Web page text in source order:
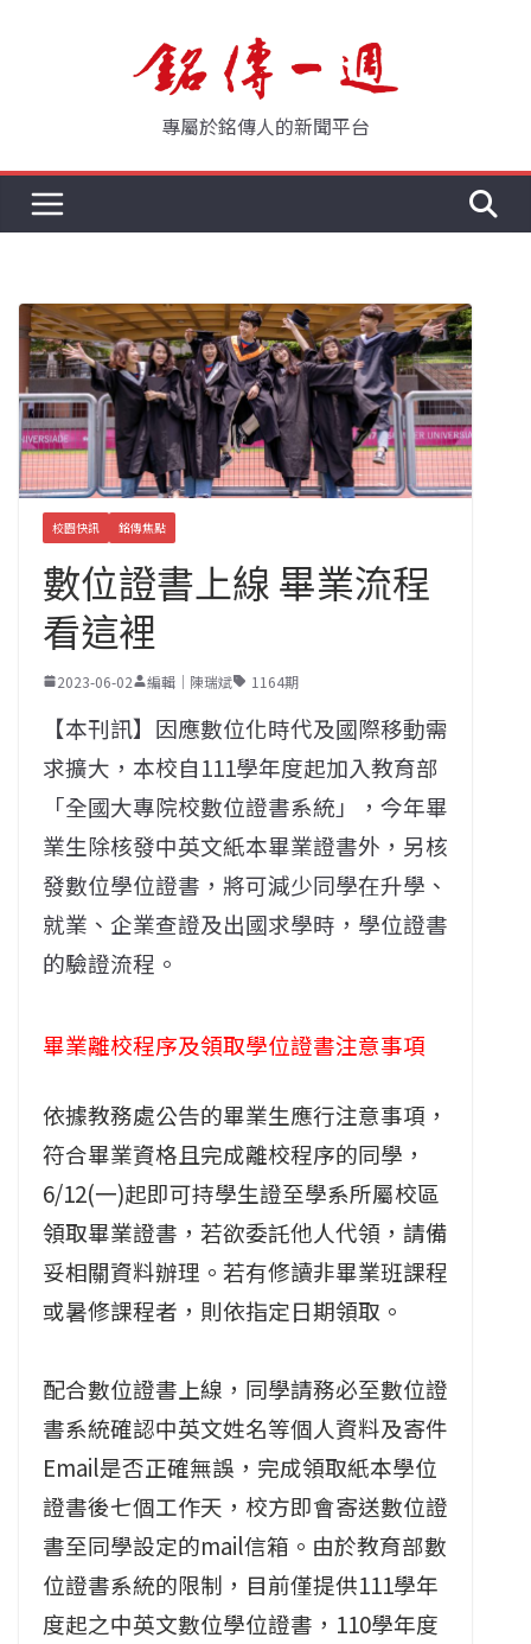
專屬於銘傳人的新聞平台
校園快訊 銘傳焦點
數位證書上線 畢業流程
看這裡
2023-06-02 編輯｜陳瑞斌 1164期
【本刊訊】因應數位化時代及國際移動需
求擴大，本校自111學年度起加入教育部
「全國大專院校數位證書系統」，今年畢
業生除核發中英文紙本畢業證書外，另核
發數位學位證書，將可減少同學在升學、
就業、企業查證及出國求學時，學位證書
的驗證流程。
畢業離校程序及領取學位證書注意事項
依據教務處公告的畢業生應行注意事項，
符合畢業資格且完成離校程序的同學，
6/12(一)起即可持學生證至學系所屬校區
領取畢業證書，若欲委託他人代領，請備
妥相關資料辦理。若有修讀非畢業班課程
或暑修課程者，則依指定日期領取。
配合數位證書上線，同學請務必至數位證
書系統確認中英文姓名等個人資料及寄件
Email是否正確無誤，完成領取紙本學位
證書後七個工作天，校方即會寄送數位證
書至同學設定的mail信箱。由於教育部數
位證書系統的限制，目前僅提供111學年
度起之中英文數位學位證書，110學年度